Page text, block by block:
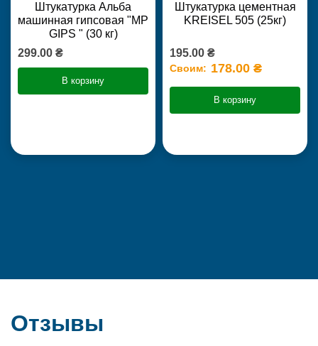
Штукатурка Альба
машинная гипсовая "MP
GIPS " (30 кг)
299.00 ₴
В корзину
Штукатурка цементная
KREISEL 505 (25кг)
195.00 ₴
Своим: 178.00 ₴
В корзину
Отзывы